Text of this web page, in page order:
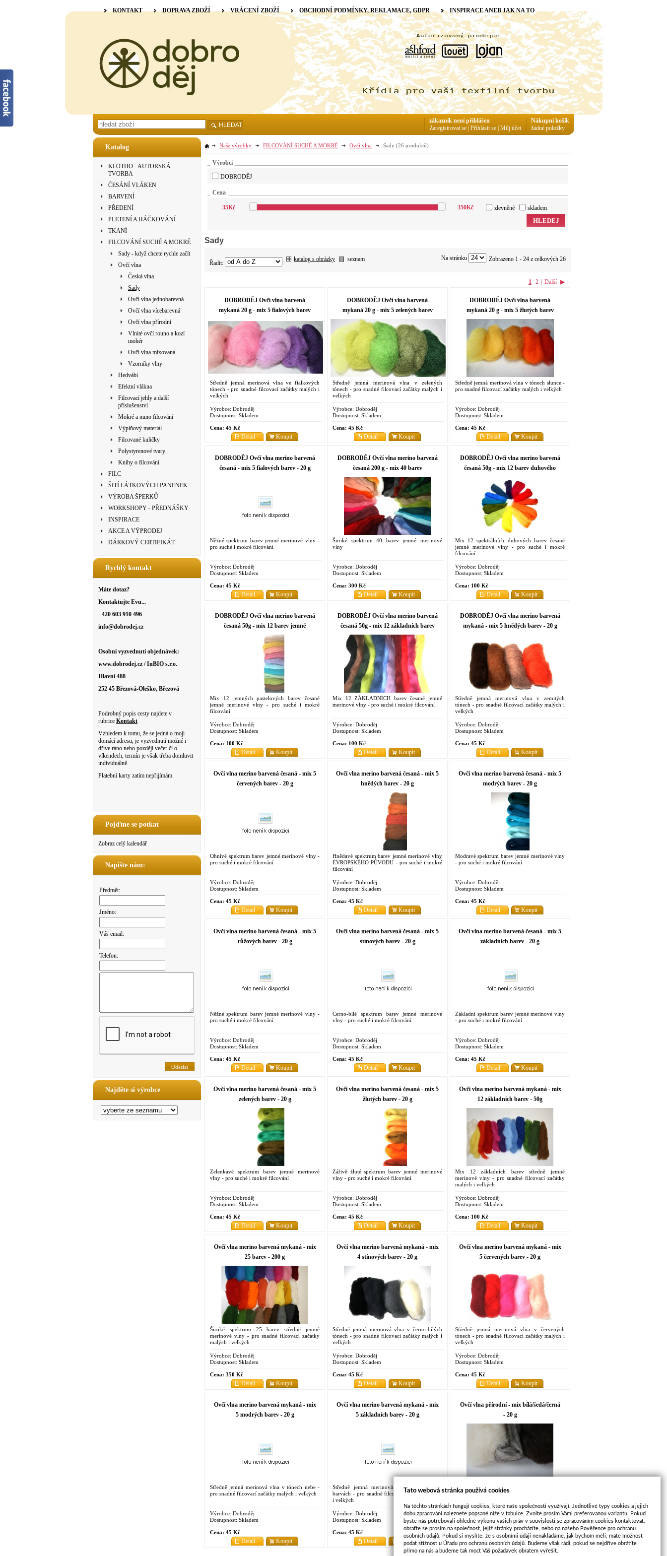
Katalog
KLOTHO - AUTORSKÁ
TVORBA
ČESÁNÍ VLÁKEN
BARVENÍ
PŘEDENÍ
PLETENÍ A HÁČKOVÁNÍ
TKANÍ
FILCOVÁNÍ SUCHÉ A MOKRÉ
Sady - když chcete rychle začít
Ovčí vlna
Česká vlna
Sady
Ovčí vlna jednobarevná
Ovčí vlna vícebarevná
Ovčí vlna přírodní
Vlnité ovčí rouno a kozí
mohér
Ovčí vlna mixovaná
Vzorníky vlny
Hedvábí
Efektní vlákna
Filcovací jehly a další
příslušenství
Mokré a nuno filcování
Výplňový materiál
Filcované kuličky
Polystyrenové tvary
Knihy o filcování
FILC
ŠITÍ LÁTKOVÝCH PANENEK
VÝROBA ŠPERKŮ
WORKSHOPY - PŘEDNÁŠKY
INSPIRACE
AKCE A VÝPRODEJ
DÁRKOVÝ CERTIFIKÁT
Rychlý kontakt
Máte dotaz?
Kontaktujte Evu...
+420 603 910 496
info@dobrodej.cz
Osobní vyzvednutí objednávek:
www.dobrodej.cz / InBIO s.r.o.
Hlavní 488
252 45 Březová-Oleško, Březová
Podrobný popis cesty najdete v
rubrice Kontakt
Vzhledem k tomu, že se jedná o moji
domácí adresu, je vyzvednutí možné i
dříve ráno nebo později večer či o
víkendech, termín je však třeba domluvit
individuálně.
Platební karty zatím nepřijímám.
Pojďme se potkat
Zobraz celý kalendář
Napište nám:
Předmět:
Jméno:
Váš email:
Telefon:
Najděte si výrobce
Naše výrobky FILCOVÁNÍ SUCHÉ A MOKRÉ Ovčí vlna Sady (26 produktů)
Výrobci
DOBRODĚJ
Cena
35Kč 350Kč zlevněné skladem
HLEDEJ
Sady
Řadit:
katalog s obrázky seznam Zobrazeno 1 - 24 z celkových 26
Na stránku
1 2 | Další ▶
DOBRODĚJ Ovčí vlna barvená
mykaná 20 g - mix 5 fialových barev
Středně jemná merinová vlna ve fialkových
tónech - pro snadné filcovací začátky malých i
velkých
Výrobce: Dobroděj
Dostupnost: Skladem
Cena: 45 Kč
Koupit
Detail
DOBRODĚJ Ovčí vlna barvená
mykaná 20 g - mix 5 zelených barev
Středně jemná merinová vlna v zelených
tónech - pro snadné filcovací začátky malých i
velkých
Výrobce: Dobroděj
Dostupnost: Skladem
Cena: 45 Kč
Koupit
Detail
DOBRODĚJ Ovčí vlna barvená
mykaná 20 g - mix 5 žlutých barev
Středně jemná merinová vlna v tónech slunce -
pro snadné filcovací začátky malých i velkých
Výrobce: Dobroděj
Dostupnost: Skladem
Cena: 45 Kč
Koupit
Detail
DOBRODĚJ Ovčí vlna merino barvená
česaná - mix 5 fialových barev - 20 g
Něžné spektrum barev jemné merinové vlny -
pro suché i mokré filcování
Výrobce: Dobroděj
Dostupnost: Skladem
Cena: 45 Kč
Koupit
Detail
DOBRODĚJ Ovčí vlna merino barvená
česaná 200 g - mix 40 barev
Široké spektrum 40 barev jemné merinové
vlny
Výrobce: Dobroděj
Dostupnost: Skladem
Cena: 300 Kč
Koupit
Detail
DOBRODĚJ Ovčí vlna merino barvená
česaná 50g - mix 12 barev duhového
Mix 12 spektrálních duhových barev česané
jemné merinové vlny - pro suché i mokré
filcování
Výrobce: Dobroděj
Dostupnost: Skladem
Cena: 100 Kč
Koupit
Detail
DOBRODĚJ Ovčí vlna merino barvená
česaná 50g - mix 12 barev jemně
pastelových
Mix 12 jemných pastelových barev česané
jemné merinové vlny - pro suché i mokré
filcování
Výrobce: Dobroděj
Dostupnost: Skladem
Cena: 100 Kč
Koupit
Detail
DOBRODĚJ Ovčí vlna merino barvená
česaná 50g - mix 12 základních barev
Mix 12 ZÁKLADNÍCH barev česané jemné
merinové vlny - pro suché i mokré filcování
Výrobce: Dobroděj
Dostupnost: Skladem
Cena: 100 Kč
Koupit
Detail
DOBRODĚJ Ovčí vlna merino barvená
mykaná - mix 5 hnědých barev - 20 g
Středně jemná merinová vlna v zemitých
tónech - pro snadné filcovací začátky malých i
velkých
Výrobce: Dobroděj
Dostupnost: Skladem
Cena: 45 Kč
Koupit
Detail
Ovčí vlna merino barvená česaná - mix 5
červených barev - 20 g
Ohnivé spektrum barev jemné merinové vlny -
pro suché i mokré filcování
Výrobce: Dobroděj
Dostupnost: Skladem
Cena: 45 Kč
Koupit
Detail
Ovčí vlna merino barvená česaná - mix 5
hnědých barev - 20 g
Hnědavé spektrum barev jemné merinové vlny
EVROPSKÉHO PŮVODU - pro suché i mokré
filcování
Výrobce: Dobroděj
Dostupnost: Skladem
Cena: 45 Kč
Koupit
Detail
Ovčí vlna merino barvená česaná - mix 5
modrých barev - 20 g
Modravé spektrum barev jemné merinové vlny
- pro suché i mokré filcování
Výrobce: Dobroděj
Dostupnost: Skladem
Cena: 45 Kč
Koupit
Detail
Ovčí vlna merino barvená česaná - mix 5
růžových barev - 20 g
Něžné spektrum barev jemné merinové vlny -
pro suché i mokré filcování
Výrobce: Dobroděj
Dostupnost: Skladem
Cena: 45 Kč
Koupit
Detail
Ovčí vlna merino barvená česaná - mix 5
stínových barev - 20 g
Černo-bílé spektrum barev jemné merinové
vlny - pro suché i mokré filcování
Výrobce: Dobroděj
Dostupnost: Skladem
Cena: 45 Kč
Koupit
Detail
Ovčí vlna merino barvená česaná - mix 5
základních barev - 20 g
Základní spektrum barev jemné merinové vlny
- pro suché i mokré filcování
Výrobce: Dobroděj
Dostupnost: Skladem
Cena: 45 Kč
Koupit
Detail
Ovčí vlna merino barvená česaná - mix 5
zelených barev - 20 g
Zelenkavé spektrum barev jemné merinové
vlny - pro suché i mokré filcování
Výrobce: Dobroděj
Dostupnost: Skladem
Cena: 45 Kč
Koupit
Detail
Ovčí vlna merino barvená česaná - mix 5
žlutých barev - 20 g
Zářivě žluté spektrum barev jemné merinové
vlny - pro suché i mokré filcování
Výrobce: Dobroděj
Dostupnost: Skladem
Cena: 45 Kč
Koupit
Detail
Ovčí vlna merino barvená mykaná - mix
12 základních barev - 50g
Mix 12 základních barev středně jemné
merinové vlny - pro snadné filcovací začátky
malých i velkých
Výrobce: Dobroděj
Dostupnost: Skladem
Cena: 100 Kč
Koupit
Detail
Ovčí vlna merino barvená mykaná - mix
25 barev - 200 g
Široké spektrum 25 barev středně jemné
merinové vlny - pro snadné filcovací začátky
malých i velkých
Výrobce: Dobroděj
Dostupnost: Skladem
Cena: 350 Kč
Koupit
Detail
Ovčí vlna merino barvená mykaná - mix
4 stínových barev - 20 g
Středně jemná merinová vlna v černo-bílých
tónech - pro snadné filcovací začátky malých i
velkých
Výrobce: Dobroděj
Dostupnost: Skladem
Cena: 45 Kč
Koupit
Detail
Ovčí vlna merino barvená mykaná - mix
5 červených barev - 20 g
Středně jemná merinová vlna v červených
tónech - pro snadné filcovací začátky malých i
velkých
Výrobce: Dobroděj
Dostupnost: Skladem
Cena: 45 Kč
Koupit
Detail
Ovčí vlna merino barvená mykaná - mix
5 modrých barev - 20 g
Středně jemná merinová vlna v tónech nebe -
pro snadné filcovací začátky malých i velkých
Výrobce: Dobroděj
Dostupnost: Skladem
Cena: 45 Kč
Koupit
Detail
Ovčí vlna merino barvená mykaná - mix
5 základních barev - 20 g
Středně jemná merinová vlna v základních
barvách - pro snadné filcovací začátky malých
i velkých
Výrobce: Dobroděj
Dostupnost: Skladem
Cena: 45 Kč
Koupit
Detail
Ovčí vlna přírodní - mix bílá/šedá/černá
- 20 g
Přírodní mykaná vlna střední jemnosti v bílé,
šedé a černé barvě - hodí se zejména k plstění
Výrobce:Dobroděj
Dostupnost:Skladem
Cena:35 Kč
Koupit
Detail
KONTAKT DOPRAVA ZBOŽÍ VRÁCENÍ ZBOŽÍ OBCHODNÍ PODMÍNKY, REKLAMACE, GDPR INSPIRACE ANEB JAK NA TO
HLEDAT
Nákupní košík
žádné položky
zákazník není přihlášen
Zaregistrovat se Přihlásit se Můj účet
Tato webová stránka používá cookies
Na těchto stránkách fungují cookies, které naše společnosti využívají. Jednotlivé typy cookies a jejich
dobu zpracování naleznete popsané níže v tabulce. Zvolte prosím Vámi preferovanou variantu. Pokud
byste nás potřebovali ohledně výkonu vašich práv v souvislosti se zpracováním cookies kontaktovat,
obraťte se prosím na společnost, jejíž stránky procházíte, nebo na našeho Pověřence pro ochranu
osobních údajů. Pokud si myslíte, že s osobními údaji nenakládáme, jak bychom měli, máte možnost
podat stížnost u Úřadu pro ochranu osobních údajů. Budeme však rádi, pokud se nejdříve obrátíte
přímo na nás a budeme tak moct Váš požadavek obratem vyřešit.